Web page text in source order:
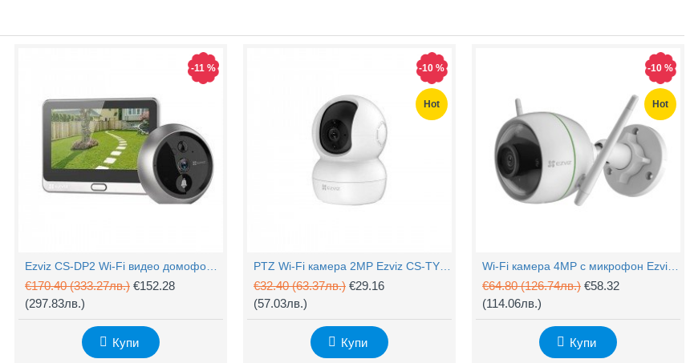
-11 %
Ezviz CS-DP2 Wi-Fi видео домофон с аудио
€170.40(333.27лв.) €152.28
(297.83лв.)
Купи
Hot
-10 %
PTZ Wi-Fi камера 2MP Ezviz CS-TY1 с микрофон
€32.40(63.37лв.) €29.16
(57.03лв.)
Купи
Hot
-10 %
Wi-Fi камера 4MP с микрофон Ezviz CS-H3c
€64.80(126.74лв.) €58.32
(114.06лв.)
Купи